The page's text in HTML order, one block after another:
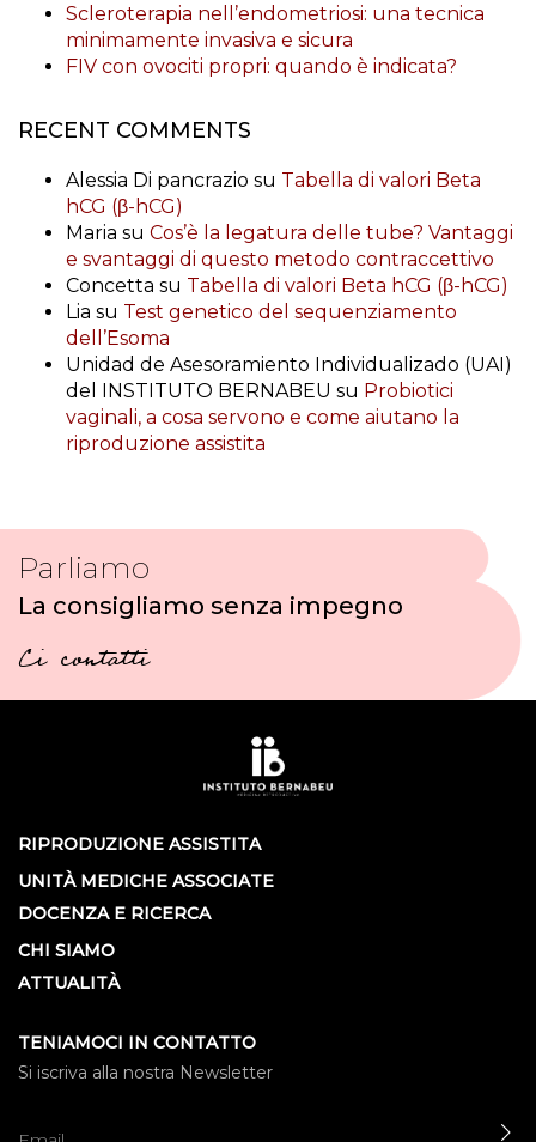
Scleroterapia nell’endometriosi: una tecnica
minimamente invasiva e sicura
FIV con ovociti propri: quando è indicata?
RECENT COMMENTS
Alessia Di pancrazio su Tabella di valori Beta
hCG (β-hCG)
Maria su Cos’è la legatura delle tube? Vantaggi
e svantaggi di questo metodo contraccettivo
Concetta su Tabella di valori Beta hCG (β-hCG)
Lia su Test genetico del sequenziamento
dell’Esoma
Unidad de Asesoramiento Individualizado (UAI)
del INSTITUTO BERNABEU su Probiotici
vaginali, a cosa servono e come aiutano la
riproduzione assistita
Parliamo
La consigliamo senza impegno
Ci contatti
RIPRODUZIONE ASSISTITA
UNITÀ MEDICHE ASSOCIATE
DOCENZA E RICERCA
CHI SIAMO
ATTUALITÀ
TENIAMOCI IN CONTATTO
Si iscriva alla nostra Newsletter